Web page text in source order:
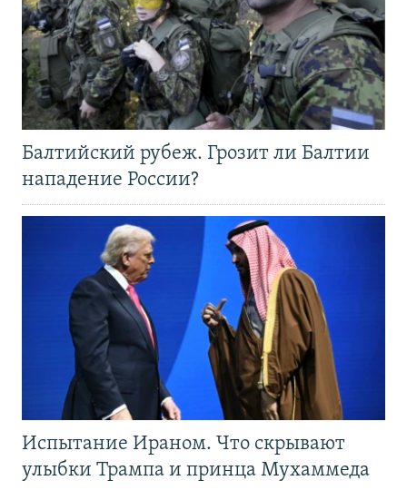
Балтийский рубеж. Грозит ли Балтии
нападение России?
Испытание Ираном. Что скрывают
улыбки Трампа и принца Мухаммеда